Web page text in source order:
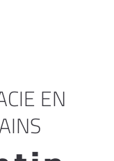
EN